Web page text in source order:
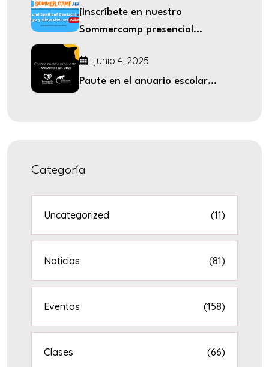
¡Inscríbete en nuestro
Sommercamp presencial...
junio 4, 2025
Paute en el anuario escolar...
Categoría
Uncategorized (11)
Noticias (81)
Eventos (158)
Clases (66)